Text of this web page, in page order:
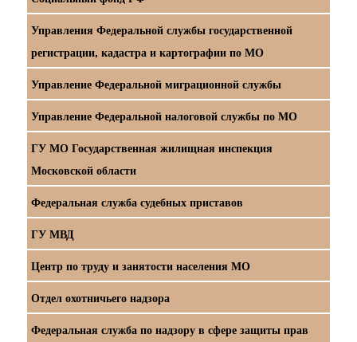
Управления Федеральной службы государственной
регистрации, кадастра и картографии по МО
Управление Федеральной миграционной службы
Управление Федеральной налоговой службы по МО
ГУ МО Государственная жилищная инспекция
Московской области
Федеральная служба судебных приставов
ГУ МВД
Центр по труду и занятости населения МО
Отдел охотничьего надзора
Федеральная служба по надзору в сфере защиты прав